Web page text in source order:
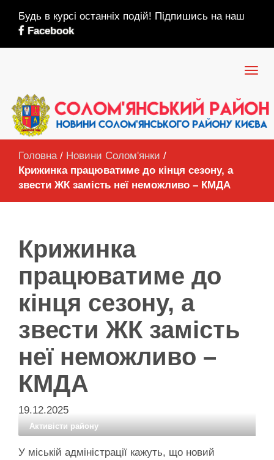
Будь в курсі останніх подій! Підпишись на наш
Facebook
Головна / Новини Солом'янки /
Крижинка працюватиме до кінця сезону, а
звести ЖК замість неї неможливо – КМДА
Крижинка
працюватиме до
кінця сезону, а
звести ЖК замість
неї неможливо –
КМДА
19.12.2025
Активісти району
У міській адміністрації кажуть, що новий